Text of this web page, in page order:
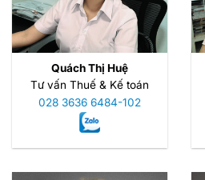
Quách Thị Huệ
Tư vấn Thuế & Kế toán
028 3636 6484-102